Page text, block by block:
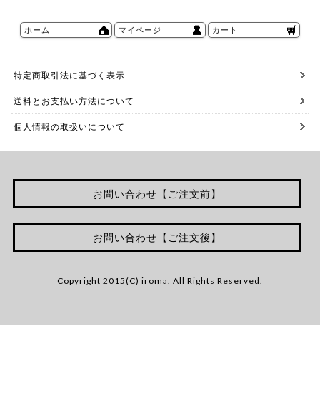
ホーム マイページ カート
特定商取引法に基づく表示
送料とお支払い方法について
個人情報の取扱いについて
お問い合わせ【ご注文前】
お問い合わせ【ご注文後】
Copyright 2015(C) iroma. All Rights Reserved.